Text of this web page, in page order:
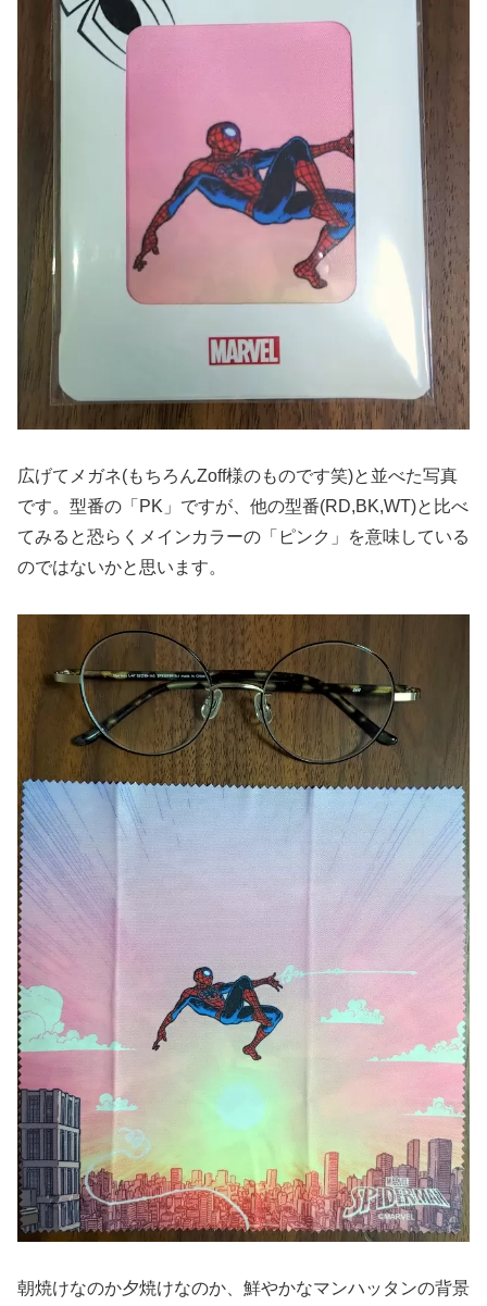
広げてメガネ(もちろんZoff様のものです笑)と並べた写真
です。型番の「PK」ですが、他の型番(RD,BK,WT)と比べ
てみると恐らくメインカラーの「ピンク」を意味している
のではないかと思います。
朝焼けなのか夕焼けなのか、鮮やかなマンハッタンの背景